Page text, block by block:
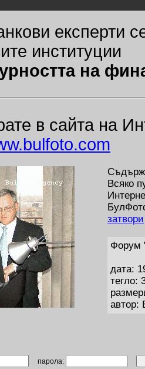
експерти
институции
на
в сайта на
Всяко
затвори
Форум
дата:
тегло:
автор:
парола: